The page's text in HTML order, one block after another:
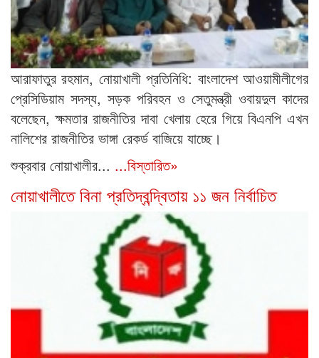
আরাফাতুর রহমান, নোয়াখালী প্রতিনিধি: বাংলাদেশ আওয়ামীলীগের
প্রেসিডিয়াম সদস্য, সড়ক পরিবহন ও সেতুমন্ত্রী ওবায়দুল কাদের
বলেছেন, ক্ষমতার রাজনীতির দাবা খেলায় হেরে গিয়ে বিএনপি এখন
নালিশের রাজনীতির ভাঙ্গা রেকর্ড বাজিয়ে যাচ্ছে।
শুক্রবার নোয়াখালীর... ...বিস্তারিত»
নোয়াখালীতে বিনা প্রতিদ্বন্দ্বিতায় ১১ জন নির্বাচিত